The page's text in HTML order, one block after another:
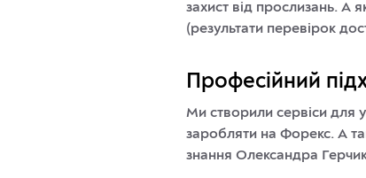
захист від прослизань. А
(результати перевірок
Професійний
Ми створили сервіси для
заробляти на Форекс. А
знання Олександра